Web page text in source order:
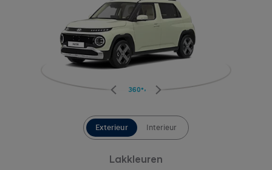
360°
Exterieur Interieur
Lakkleuren